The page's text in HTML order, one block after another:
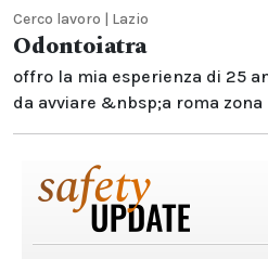
Cerco lavoro | Lazio
Odontoiatra
offro la mia esperienza di 25
da avviare &nbsp;a roma